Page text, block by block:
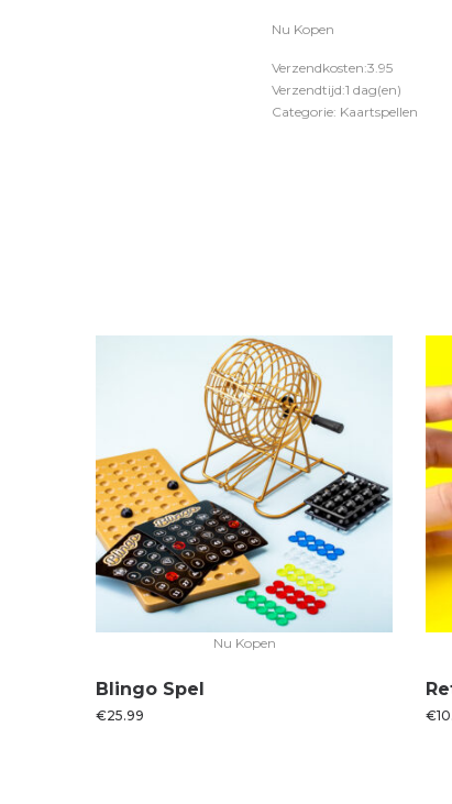
Nu Kopen
Verzendkosten:3.95
Verzendtijd:1 dag(en)
Categorie: Kaartspellen
Nu Kopen
Blingo Spel
€25.99 €